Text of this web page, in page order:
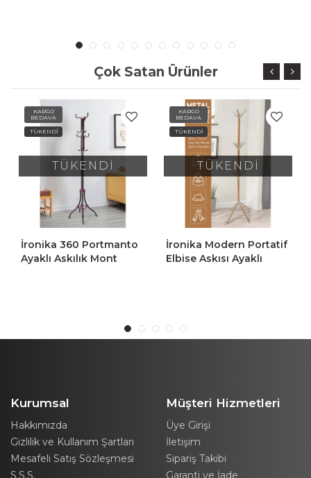
Çok Satan Ürünler
KARGO
BEDAVA
TÜKENDİ
TÜKENDİ
İronika 360 Portmanto
Ayaklı Askılık Mont
KARGO
BEDAVA
TÜKENDİ
TÜKENDİ
İronika Modern Portatif
Elbise Askısı Ayaklı
Kurumsal
Hakkımızda
Gizlilik ve Kullanım Şartları
Mesafeli Satış Sözleşmesi
S.S.S.
Müşteri Hizmetleri
Üye Girişi
İletişim
Sipariş Takibi
Garanti ve İade